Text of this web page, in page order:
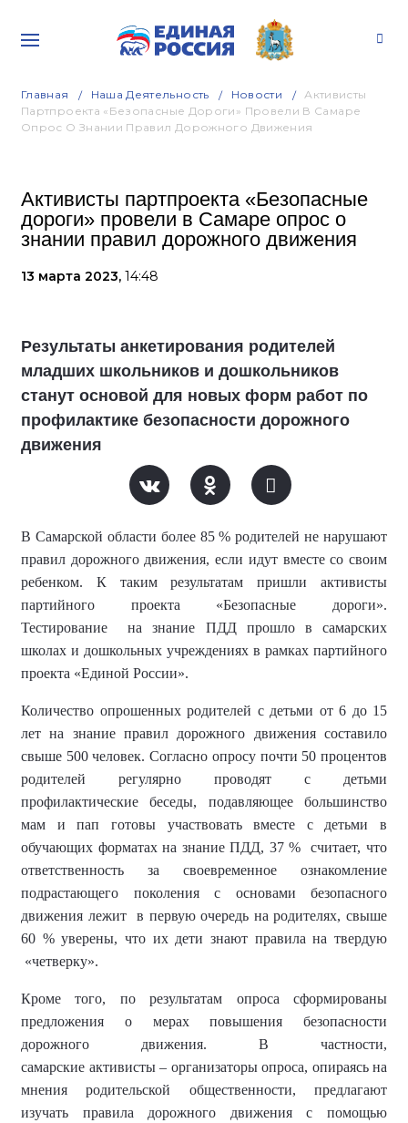
Главная Наша Деятельность Новости
Активисты
Партпроекта «Безопасные Дороги» Провели В Самаре
Опрос О Знании Правил Дорожного Движения
Активисты партпроекта «Безопасные
дороги» провели в Самаре опрос о
знании правил дорожного движения
13 марта 2023, 14:48
Результаты анкетирования родителей
младших школьников и дошкольников
станут основой для новых форм работ по
профилактике безопасности дорожного
движения
В Самарской области более85 %родителей не нарушают
правил дорожного движения, если идут вместе со своим
ребенком. К таким результатам пришли активисты
партийного проекта «Безопасные дороги».
Тестирование на знание ПДД прошло
в самарских
школах и дошкольных учреждениях в рамках партийного
проекта «Единой России».
Количество опрошенных родителей с детьми от 6 до 15
лет на знание правил дорожного движения составило
свыше 500 человек. Согласно опросу почти 50 процентов
родителей регулярно проводят с детьми
профилактические беседы, подавляющее большинство
мам и пап готовы участвовать вместе с детьми в
обучающих форматах на знание ПДД, 37 % считает, что
ответственность за своевременное ознакомление
подрастающего поколения с основами безопасного
движения лежит в первую очередь на родителях, свыше
60 % уверены, что их дети знают правила на твердую
«четверку».
Кроме того, по результатам опроса сформированы
предложения о мерах повышения безопасности
дорожного движения. В частности,
самарские активисты – организаторы опроса, опираясь на
мнения родительской общественности, предлагают
изучать правила дорожного движения с помощью